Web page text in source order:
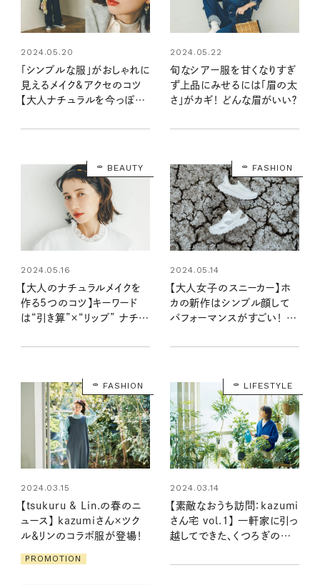
2024.05.20
「シンプルな服」がおしゃれに
見えるメイク&アクセのコツ
【大人ナチュラルを今っぽく
2024.05.22
旬なシアー服を甘くなりすぎ
ず上品にみせるには「眉の太
さ」がカギ！ どんな眉がいい？
BEAUTY
2024.05.16
【大人のナチュラルメイクを
作る5つのコツ】キーワード
は“引き算”×“リップ” ナチュ
見える基本のメイクルール
FASHION
2024.05.14
【大人女子のスニーカー】ホ
カの新作はシンプル顔して
パフォーマンスがすごい！ 山
源
FASHION
2024.03.15
【tsukuru & Lin.の春のニ
ュース】 kazumiさん×ツク
ル＆リンのコラボ服が登場！
PROMOTION
LIFESTYLE
2024.03.14
【素敵なおうち訪問：kazumi
さん宅 vol.1】 一軒家に引っ
越してできた、くつろぎのス